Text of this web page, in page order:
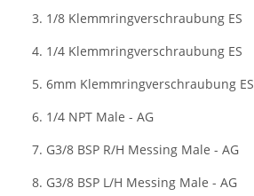
3. 1/8 Klemmringverschraubung ES
4. 1/4 Klemmringverschraubung ES
5. 6mm Klemmringverschraubung ES
6. 1/4 NPT Male - AG
7. G3/8 BSP R/H Messing Male - AG
8. G3/8 BSP L/H Messing Male - AG